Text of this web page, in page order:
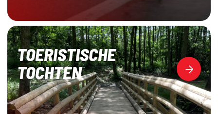
TOERISTISCHE
TOCHTEN